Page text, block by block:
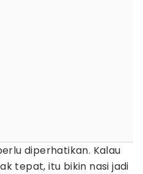
diperhatikan. Kalau
tepat, itu bikin nasi jadi